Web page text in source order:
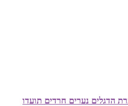
הדגלים נערים חרדים תועדו